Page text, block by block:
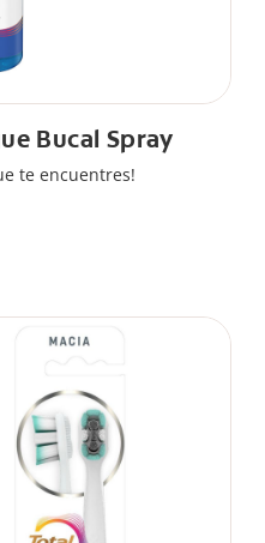
Bucal Spray
te encuentres!